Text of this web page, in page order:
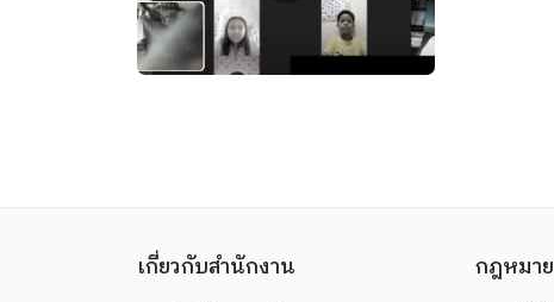
เกี่ยวกับสำนักงาน กฎหมาย